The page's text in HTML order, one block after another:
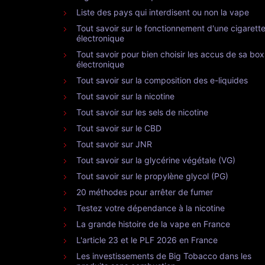
Liste des pays qui interdisent ou non la vape
Tout savoir sur le fonctionnement d'une cigarette
électronique
Tout savoir pour bien choisir les accus de sa box
électronique
Tout savoir sur la composition des e-liquides
Tout savoir sur la nicotine
Tout savoir sur les sels de nicotine
Tout savoir sur le CBD
Tout savoir sur JNR
Tout savoir sur la glycérine végétale (VG)
Tout savoir sur le propylène glycol (PG)
20 méthodes pour arrêter de fumer
Testez votre dépendance à la nicotine
La grande histoire de la vape en France
L'article 23 et le PLF 2026 en France
Les investissements de Big Tobacco dans les